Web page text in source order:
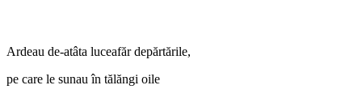
Ardeau de-atâta luceafăr depărtările,
pe care le sunau în tălăngi oile